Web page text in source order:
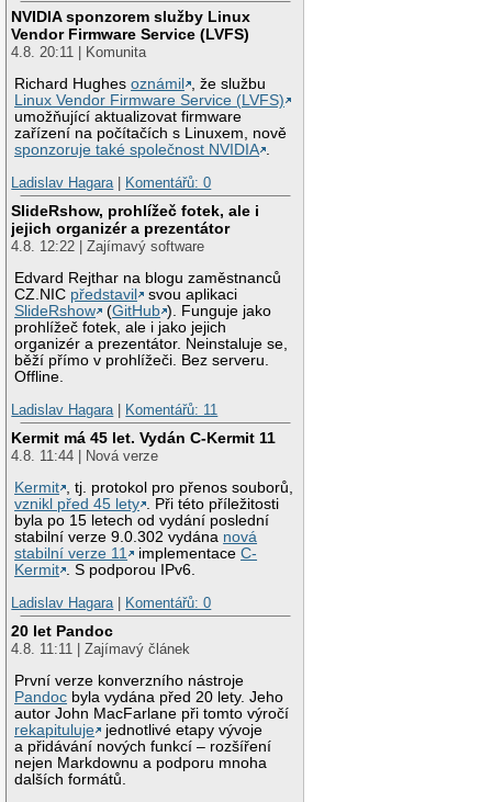
NVIDIA sponzorem služby Linux
Vendor Firmware Service (LVFS)
4.8. 20:11 | Komunita
Richard Hughesoznámil
, že službu
Linux Vendor Firmware Service (LVFS)
umožňující aktualizovat firmware
zařízení na počítačích s Linuxem, nově
sponzoruje také společnost NVIDIA .
Ladislav Hagara | Komentářů: 0
SlideRshow, prohlížeč fotek, ale i
jejich organizér a prezentátor
4.8. 12:22 | Zajímavý software
Edvard Rejthar na blogu zaměstnanců
CZ.NIC představil
svou aplikaci
SlideRshow
(GitHub ). Funguje jako
prohlížeč fotek, ale i jako jejich
organizér a prezentátor. Neinstaluje se,
běží přímo v prohlížeči. Bez serveru.
Offline.
Ladislav Hagara | Komentářů: 11
Kermit má 45 let. Vydán C-Kermit 11
4.8. 11:44 | Nová verze
Kermit , tj. protokol pro přenos souborů,
vznikl před 45 lety . Při této příležitosti
byla po 15 letech od vydání poslední
stabilní verze 9.0.302 vydána nová
stabilní verze 11
implementaceC-
Kermit . S podporou IPv6.
Ladislav Hagara | Komentářů: 0
20 let Pandoc
4.8. 11:11 | Zajímavý článek
První verze konverzního nástroje
Pandoc byla vydána před 20 lety. Jeho
autor John MacFarlane při tomto výročí
rekapituluje
jednotlivé etapy vývoje
a přidávání nových funkcí – rozšíření
nejen Markdownu a podporu mnoha
dalších formátů.